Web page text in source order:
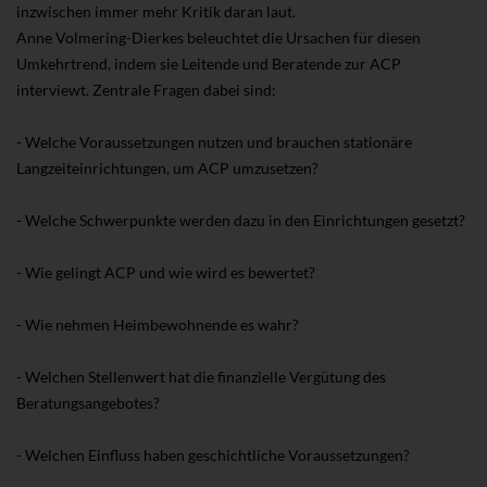
inzwischen immer mehr Kritik daran laut.
Anne Volmering-Dierkes beleuchtet die Ursachen für diesen
Umkehrtrend, indem sie Leitende und Beratende zur ACP
interviewt. Zentrale Fragen dabei sind:
- Welche Voraussetzungen nutzen und brauchen stationäre
Langzeiteinrichtungen, um ACP umzusetzen?
- Welche Schwerpunkte werden dazu in den Einrichtungen gesetzt?
- Wie gelingt ACP und wie wird es bewertet?
- Wie nehmen Heimbewohnende es wahr?
- Welchen Stellenwert hat die finanzielle Vergütung des
Beratungsangebotes?
- Welchen Einfluss haben geschichtliche Voraussetzungen?